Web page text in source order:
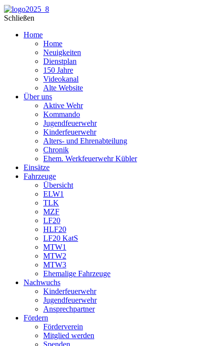
Schließen
Home
Home
Neuigkeiten
Dienstplan
150 Jahre
Videokanal
Alte Website
Über uns
Aktive Wehr
Kommando
Jugendfeuerwehr
Kinderfeuerwehr
Alters- und Ehrenabteilung
Chronik
Ehem. Werkfeuerwehr Kübler
Einsätze
Fahrzeuge
Übersicht
ELW1
TLK
MZF
LF20
HLF20
LF20 KatS
MTW1
MTW2
MTW3
Ehemalige Fahrzeuge
Nachwuchs
Kinderfeuerwehr
Jugendfeuerwehr
Ansprechpartner
Fördern
Förderverein
Mitglied werden
Spenden